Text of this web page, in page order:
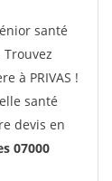
santé
à PRIVAS !
santé
devis en
07000